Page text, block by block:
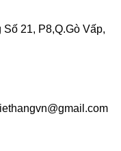
21, P8,Q.Gò Vấp,